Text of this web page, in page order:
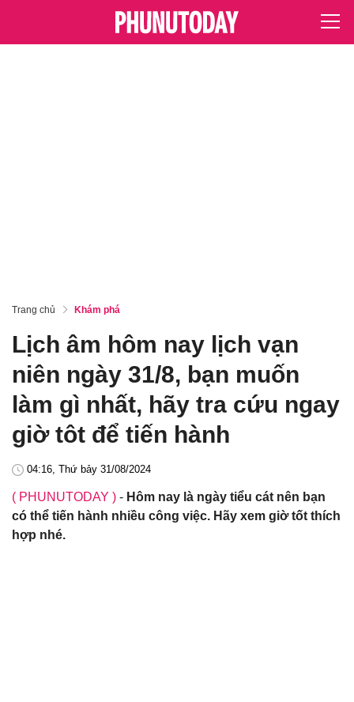
Trang chủ Khám phá
Lịch âm hôm nay lịch vạn
niên ngày 31/8, bạn muốn
làm gì nhất, hãy tra cứu ngay
giờ tôt để tiến hành
04:16, Thứ bảy 31/08/2024
( PHUNUTODAY ) - Hôm nay là ngày tiểu cát nên bạn
có thể tiến hành nhiều công việc. Hãy xem giờ tốt thích
hợp nhé.